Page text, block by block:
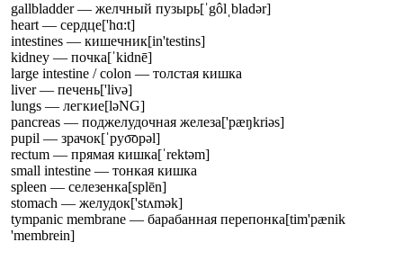
gallbladder — желчный пузырь[ˈgôlˌbladər]
heart — сердце['hɑ:t]
intestines — кишечник[in'testins]
kidney — почка[ˈkidnē]
large intestine / colon — толстая кишка
liver — печень['livə]
lungs — легкие[ləNG]
pancreas — поджелудочная железа['pæŋkriəs]
pupil — зрачок[ˈpyo͞opəl]
rectum — прямая кишка[ˈrektəm]
small intestine — тонкая кишка
spleen — селезенка[splēn]
stomach — желудок['stʌmək]
tympanic membrane — барабанная перепонка[tim'pænik
'membrein]